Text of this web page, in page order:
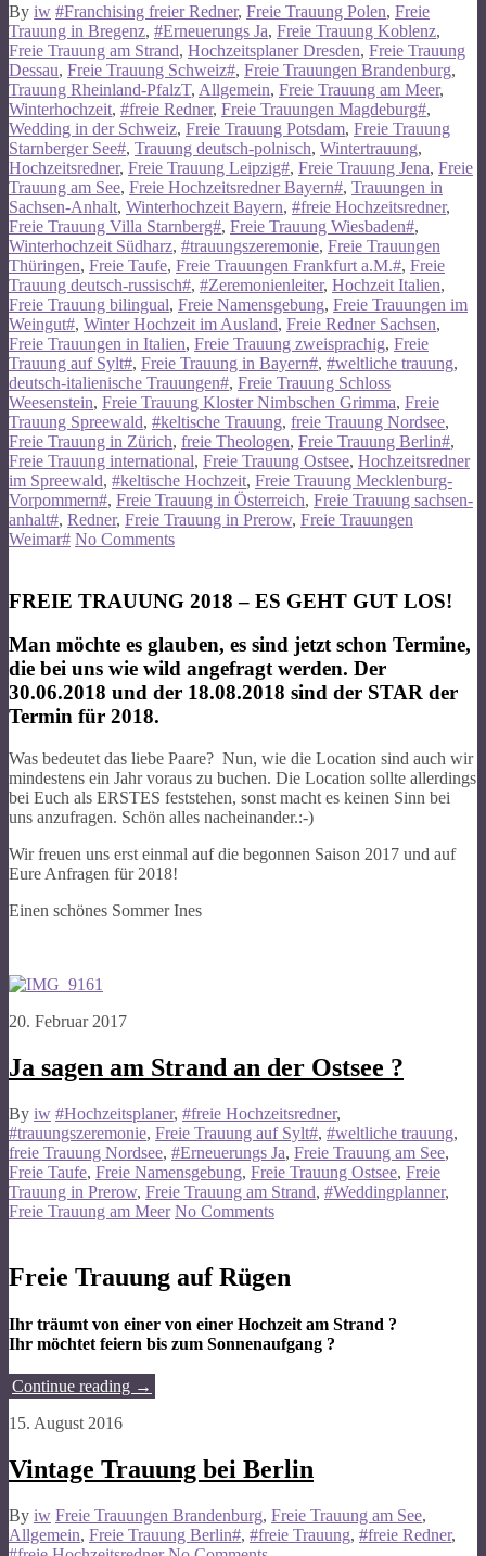
By iw #Franchising freier Redner, Freie Trauung Polen, Freie
Trauung in Bregenz, #Erneuerungs Ja, Freie Trauung Koblenz,
Freie Trauung am Strand, Hochzeitsplaner Dresden, Freie Trauung
Dessau, Freie Trauung Schweiz#, Freie Trauungen Brandenburg,
Trauung Rheinland-PfalzT, Allgemein, Freie Trauung am Meer,
Winterhochzeit, #freie Redner, Freie Trauungen Magdeburg#,
Wedding in der Schweiz, Freie Trauung Potsdam, Freie Trauung
Starnberger See#, Trauung deutsch-polnisch, Wintertrauung,
Hochzeitsredner, Freie Trauung Leipzig#, Freie Trauung Jena, Freie
Trauung am See, Freie Hochzeitsredner Bayern#, Trauungen in
Sachsen-Anhalt, Winterhochzeit Bayern, #freie Hochzeitsredner,
Freie Trauung Villa Starnberg#, Freie Trauung Wiesbaden#,
Winterhochzeit Südharz, #trauungszeremonie, Freie Trauungen
Thüringen, Freie Taufe, Freie Trauungen Frankfurt a.M.#, Freie
Trauung deutsch-russisch#, #Zeremonienleiter, Hochzeit Italien,
Freie Trauung bilingual, Freie Namensgebung, Freie Trauungen im
Weingut#, Winter Hochzeit im Ausland, Freie Redner Sachsen,
Freie Trauungen in Italien, Freie Trauung zweisprachig, Freie
Trauung auf Sylt#, Freie Trauung in Bayern#, #weltliche trauung,
deutsch-italienische Trauungen#, Freie Trauung Schloss
Weesenstein, Freie Trauung Kloster Nimbschen Grimma, Freie
Trauung Spreewald, #keltische Trauung, freie Trauung Nordsee,
Freie Trauung in Zürich, freie Theologen, Freie Trauung Berlin#,
Freie Trauung international, Freie Trauung Ostsee, Hochzeitsredner
im Spreewald, #keltische Hochzeit, Freie Trauung Mecklenburg-
Vorpommern#, Freie Trauung in Österreich, Freie Trauung sachsen-
anhalt#, Redner, Freie Trauung in Prerow, Freie Trauungen
Weimar# No Comments
FREIE TRAUUNG 2018 – ES GEHT GUT LOS!
Man möchte es glauben, es sind jetzt schon Termine,
die bei uns wie wild angefragt werden. Der
30.06.2018 und der 18.08.2018 sind der STAR der
Termin für 2018.
Was bedeutet das liebe Paare? Nun, wie die Location sind auch wir
mindestens ein Jahr voraus zu buchen. Die Location sollte allerdings
bei Euch als ERSTES feststehen, sonst macht es keinen Sinn bei
uns anzufragen. Schön alles nacheinander.:-)
Wir freuen uns erst einmal auf die begonnen Saison 2017 und auf
Eure Anfragen für 2018!
Einen schönes Sommer Ines
20. Februar 2017
Ja sagen am Strand an der Ostsee ?
By iw #Hochzeitsplaner, #freie Hochzeitsredner,
#trauungszeremonie, Freie Trauung auf Sylt#, #weltliche trauung,
freie Trauung Nordsee, #Erneuerungs Ja, Freie Trauung am See,
Freie Taufe, Freie Namensgebung, Freie Trauung Ostsee, Freie
Trauung in Prerow, Freie Trauung am Strand, #Weddingplanner,
Freie Trauung am Meer No Comments
Freie Trauung auf Rügen
Ihr träumt von einer von einer Hochzeit am Strand ?
Ihr möchtet feiern bis zum Sonnenaufgang ?
Continue reading →
15. August 2016
Vintage Trauung bei Berlin
By iw Freie Trauungen Brandenburg, Freie Trauung am See,
Allgemein, Freie Trauung Berlin#, #freie Trauung, #freie Redner,